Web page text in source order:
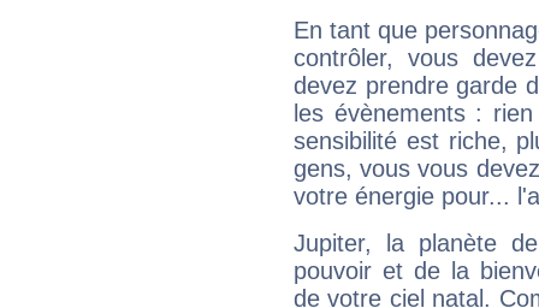
En tant que
contrôler, vous
devez prendre garde
les évènements :
sensibilité est riche,
gens, vous vous
votre énergie pour...
Jupiter, la planète
pouvoir et de la
de votre ciel natal.